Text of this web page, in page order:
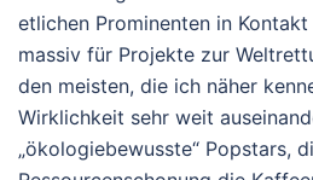
etlichen Prominenten in
massiv für Projekte zur
den meisten, die ich näher
Wirklichkeit sehr weit
„ökologiebewusste“ Popstars,